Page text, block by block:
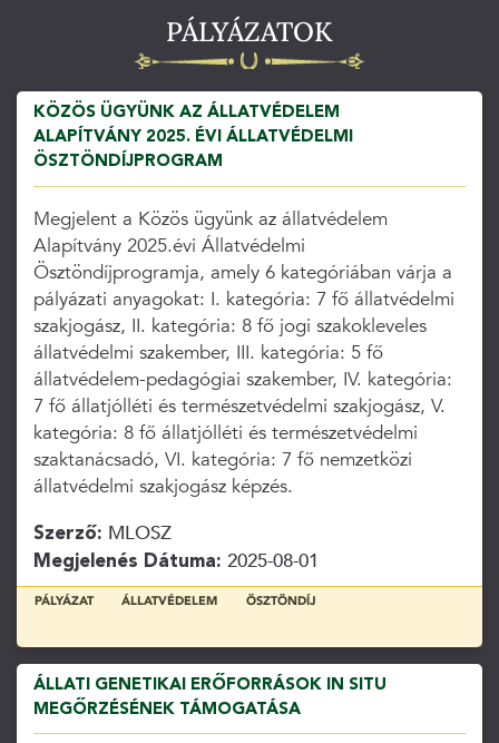
PÁLYÁZATOK
KÖZÖS ÜGYÜNK AZ ÁLLATVÉDELEM
ALAPÍTVÁNY 2025. ÉVI ÁLLATVÉDELMI
ÖSZTÖNDÍJPROGRAM
Megjelent a Közös ügyünk az állatvédelem
Alapítvány 2025.évi Állatvédelmi
Ösztöndíjprogramja, amely 6 kategóriában várja a
pályázati anyagokat: I. kategória: 7 fő állatvédelmi
szakjogász, II. kategória: 8 fő jogi szakokleveles
állatvédelmi szakember, III. kategória: 5 fő
állatvédelem-pedagógiai szakember, IV. kategória:
7 fő állatjólléti és természetvédelmi szakjogász, V.
kategória: 8 fő állatjólléti és természetvédelmi
szaktanácsadó, VI. kategória: 7 fő nemzetközi
állatvédelmi szakjogász képzés.
Szerző: MLOSZ
Megjelenés Dátuma: 2025-08-01
PÁLYÁZAT ÁLLATVÉDELEM ÖSZTÖNDÍJ
ÁLLATI GENETIKAI ERŐFORRÁSOK IN SITU
MEGŐRZÉSÉNEK TÁMOGATÁSA